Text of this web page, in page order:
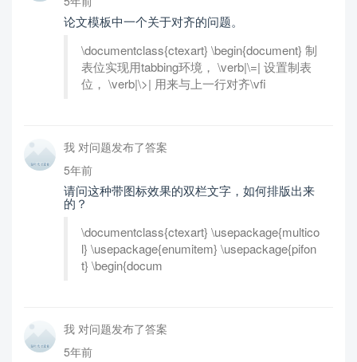
论文模板中一个关于对齐的问题。
\documentclass{ctexart} \begin{document} 制
表位实现用tabbing环境， \verb|\=| 设置制表
位， \verb|\>| 用来与上一行对齐\vfi
我 对问题发布了答案
5年前
请问这种带图标效果的双栏文字，如何排版出来
的？
\documentclass{ctexart} \usepackage{multico
l} \usepackage{enumitem} \usepackage{pifon
t} \begin{docum
我 对问题发布了答案
5年前